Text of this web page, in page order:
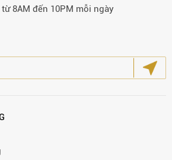
8AM đến 10PM mỗi ngày